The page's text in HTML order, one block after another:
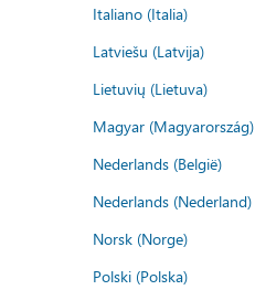
Italiano (Italia)
Latviešu (Latvija)
Lietuvių (Lietuva)
Magyar (Magyarország)
Nederlands (België)
Nederlands (Nederland)
Norsk (Norge)
Polski (Polska)